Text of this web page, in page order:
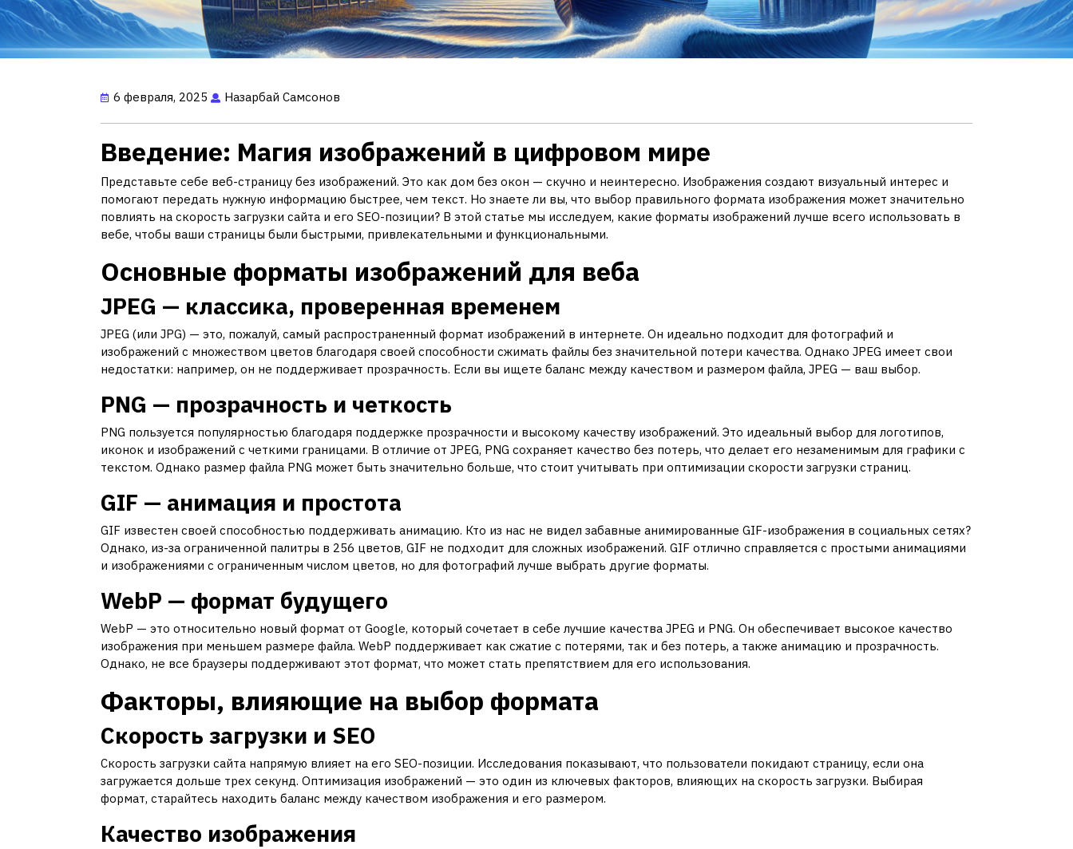
6 февраля, 2025 Назарбай Самсонов
Введение: Магия изображений в цифровом мире
Представьте себе веб-страницу без изображений. Это как дом без окон — скучно и неинтересно. Изображения создают визуальный интерес и
помогают передать нужную информацию быстрее, чем текст. Но знаете ли вы, что выбор правильного формата изображения может значительно
повлиять на скорость загрузки сайта и его SEO-позиции? В этой статье мы исследуем, какие форматы изображений лучше всего использовать в
вебе, чтобы ваши страницы были быстрыми, привлекательными и функциональными.
Основные форматы изображений для веба
JPEG — классика, проверенная временем
JPEG (или JPG) — это, пожалуй, самый распространенный формат изображений в интернете. Он идеально подходит для фотографий и
изображений с множеством цветов благодаря своей способности сжимать файлы без значительной потери качества. Однако JPEG имеет свои
недостатки: например, он не поддерживает прозрачность. Если вы ищете баланс между качеством и размером файла, JPEG — ваш выбор.
PNG — прозрачность и четкость
PNG пользуется популярностью благодаря поддержке прозрачности и высокому качеству изображений. Это идеальный выбор для логотипов,
иконок и изображений с четкими границами. В отличие от JPEG, PNG сохраняет качество без потерь, что делает его незаменимым для графики с
текстом. Однако размер файла PNG может быть значительно больше, что стоит учитывать при оптимизации скорости загрузки страниц.
GIF — анимация и простота
GIF известен своей способностью поддерживать анимацию. Кто из нас не видел забавные анимированные GIF-изображения в социальных сетях?
Однако, из-за ограниченной палитры в 256 цветов, GIF не подходит для сложных изображений. GIF отлично справляется с простыми анимациями
и изображениями с ограниченным числом цветов, но для фотографий лучше выбрать другие форматы.
WebP — формат будущего
WebP — это относительно новый формат от Google, который сочетает в себе лучшие качества JPEG и PNG. Он обеспечивает высокое качество
изображения при меньшем размере файла. WebP поддерживает как сжатие с потерями, так и без потерь, а также анимацию и прозрачность.
Однако, не все браузеры поддерживают этот формат, что может стать препятствием для его использования.
Факторы, влияющие на выбор формата
Скорость загрузки и SEO
Скорость загрузки сайта напрямую влияет на его SEO-позиции. Исследования показывают, что пользователи покидают страницу, если она
загружается дольше трех секунд. Оптимизация изображений — это один из ключевых факторов, влияющих на скорость загрузки. Выбирая
формат, старайтесь находить баланс между качеством изображения и его размером.
Качество изображения